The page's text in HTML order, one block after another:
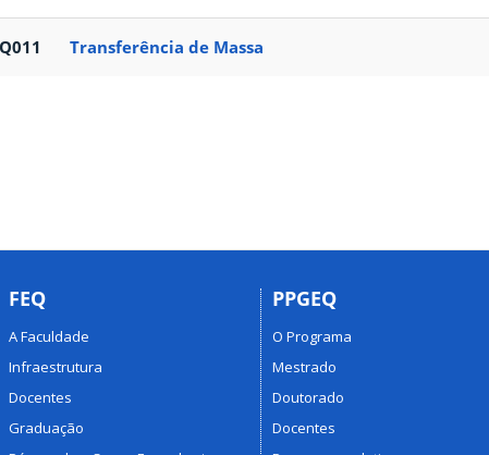
Transferência de Massa
FEQ
A Faculdade
Infraestrutura
Docentes
Graduação
PPGEQ
O Programa
Mestrado
Doutorado
Docentes